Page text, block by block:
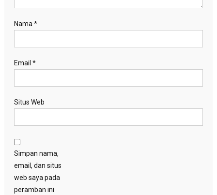
Nama*
Email *
Situs Web
Simpan nama,
email, dan situs
web saya pada
peramban ini